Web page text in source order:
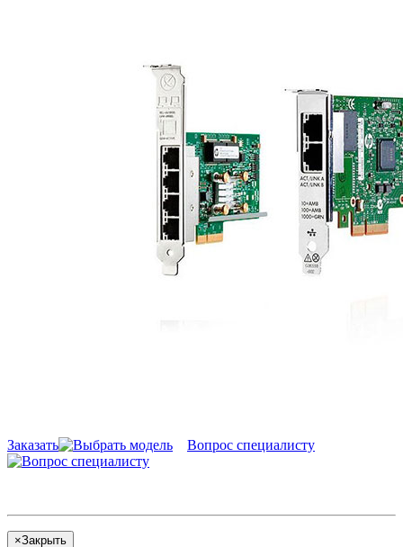
Заказать Вопрос специалисту
×Закрыть